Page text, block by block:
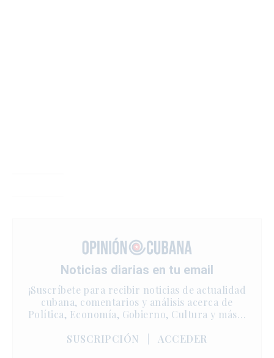
Noticias diarias en tu email
¡Suscríbete para recibir noticias de actualidad
cubana, comentarios y análisis acerca de
Política, Economía, Gobierno, Cultura y más…
SUSCRIPCIÓN
ACCEDER